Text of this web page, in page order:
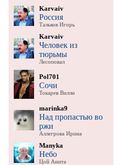
Karvaiv
Россия
Тальков Игорь
Karvaiv
Человек из
тюрьмы
Лесоповал
Pol701
Сочи
Токарев Вилли
marinka9
Над пропастью во
ржи
Аллегрова Ирина
Manyka
Небо
Цой Анита